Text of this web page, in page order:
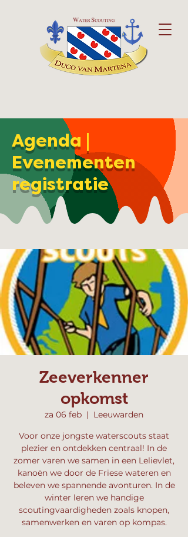
Agenda |
Evenementen
registratie
Zeeverkenner
opkomst
za 06 feb
  |
Leeuwarden
Voor onze jongste waterscouts staat
plezier en ontdekken centraal! In de
zomer varen we samen in een Lelievlet,
kanoën we door de Friese wateren en
beleven we spannende avonturen. In de
winter leren we handige
scoutingvaardigheden zoals knopen,
samenwerken en varen op kompas.